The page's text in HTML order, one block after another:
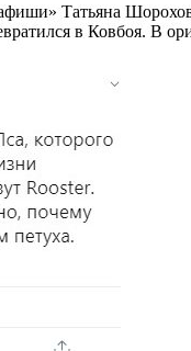
Татьяна
в Ковбоя. В